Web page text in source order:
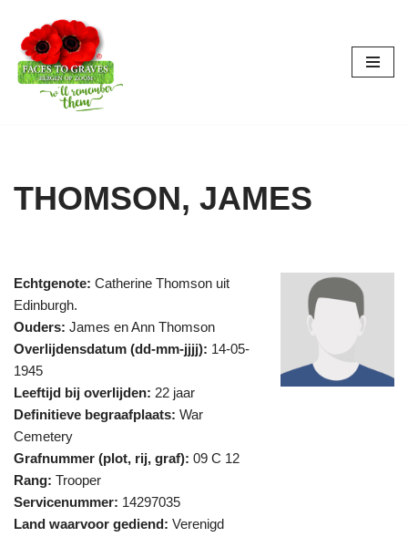
Ga
naar
THOMSON, JAMES
Echtgenote: Catherine Thomson uit
Edinburgh.
Ouders: James en Ann Thomson
Overlijdensdatum (dd-mm-jjjj): 14-05-
1945
Leeftijd bij overlijden: 22 jaar
Definitieve begraafplaats: War
Cemetery
Grafnummer (plot, rij, graf): 09 C 12
Rang: Trooper
Servicenummer: 14297035
Land waarvoor gediend: Verenigd